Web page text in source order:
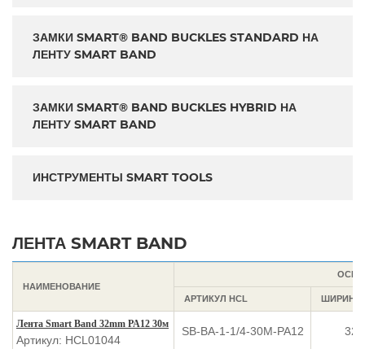
ЗАМКИ SMART® BAND BUCKLES STANDARD НА
ЛЕНТУ SMART BAND
ЗАМКИ SMART® BAND BUCKLES HYBRID НА
ЛЕНТУ SMART BAND
ИНСТРУМЕНТЫ SMART TOOLS
ЛЕНТА SMART BAND
НАИМЕНОВАНИЕ
АРТИКУЛ HCL
Лента Smart Band 32mm PA12 30м
Артикул: HCL01044
SB-BA-1-1/4-30M-PA12 32